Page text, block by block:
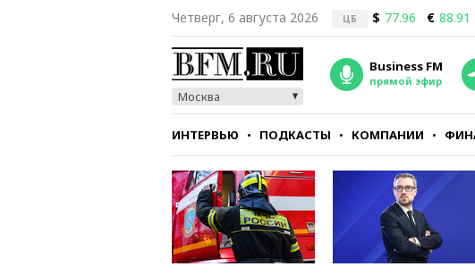
Четверг, 6 августа 2026 ЦБ $ 77.96 € 88.91
Москва
Business FM
прямой эфир
ИНТЕРВЬЮ ПОДКАСТЫ КОМПАНИИ
СТИЛЬ ТЕСТЫ